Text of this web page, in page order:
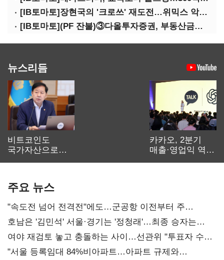
[IB토마토]장현국의 '크로쓰' 재도전…위믹스 악몽 지울 수 있나
[IB토마토](PF 잔불)③다올투자증권, 부동산금융 줄였지만 정상화는 진행형
뉴스리듬
비트코인도
국가자산으로…'
카카오, 2분기
매출·영업익 역대
주요 뉴스
"속도전 넘어 전격전"에도…군공항 이전부터 주
52시간까지 '뇌관'
호남은 '김민석' 서울·경기는 '정청래'…최종 승자는
'안갯속'
여야 재검토 놓고 충돌하는 사이…선관위 "투표자 수
오차 당연"
"서울 등록임대 84%비아파트…아파트 규제와